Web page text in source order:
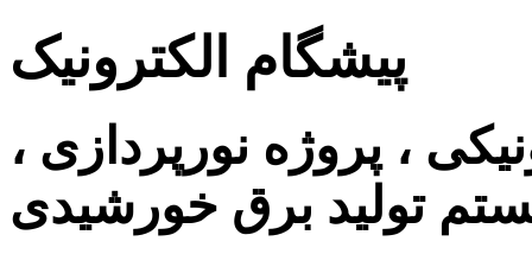
پیشگام الکترونیک
، پروژه نورپردازی ،
تولید برق خورشیدی